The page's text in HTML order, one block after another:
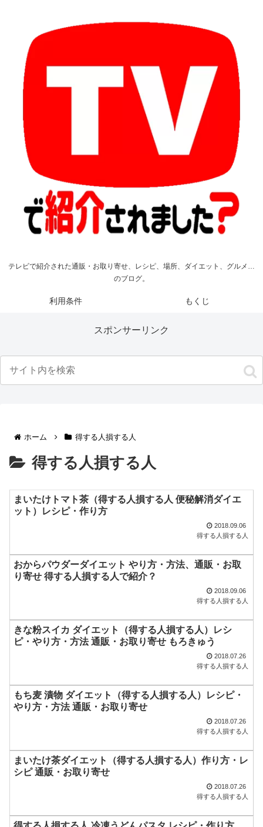
テレビで紹介された通販・お取り寄せ、レシピ、場所、ダイエット、グルメ…
のブログ。
利用条件 もくじ
スポンサーリンク
ホーム 得する人損する人
得する人損する人
まいたけトマト茶（得する人損する人 便秘解消ダイエ
ット）レシピ・作り方
2018.09.06
得する人損する人
おからパウダーダイエット やり方・方法、通販・お取
り寄せ 得する人損する人で紹介？
2018.09.06
得する人損する人
きな粉スイカ ダイエット（得する人損する人）レシ
ピ・やり方・方法 通販・お取り寄せ もろきゅう
2018.07.26
得する人損する人
もち麦 漬物 ダイエット（得する人損する人）レシピ・
やり方・方法 通販・お取り寄せ
2018.07.26
得する人損する人
まいたけ茶ダイエット（得する人損する人）作り方・レ
シピ 通販・お取り寄せ
2018.07.26
得する人損する人